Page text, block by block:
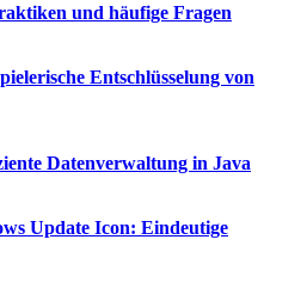
und häufige Fragen
Entschlüsselung von
Datenverwaltung in Java
Update Icon: Eindeutige